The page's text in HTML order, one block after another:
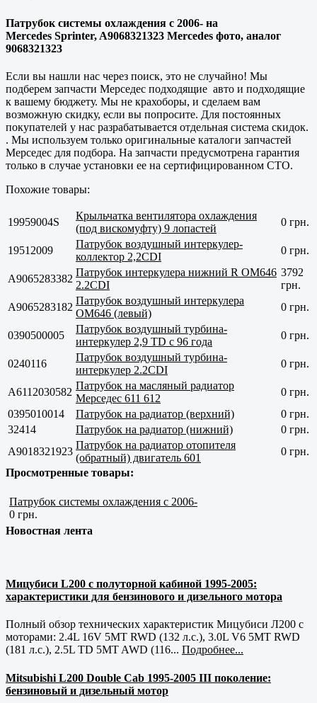
Патрубок системы охлаждения с 2006- на
Mercedes Sprinter, A9068321323 Mercedes фото, аналог
9068321323
Если вы нашли нас через поиск, это не случайно! Мы
подберем запчасти Мерседес подходящие авто и подходящие
к вашему бюджету. Мы не крахоборы, и сделаем вам
возможную скидку, если вы попросите. Для постоянных
покупателей у нас разрабатывается отдельная система скидок.
. Мы используем только оригинальные каталоги запчастей
Мерседес для подбора. На запчасти предусмотрена гарантия
только в случае установки ее на сертифицированном СТО.
Похожие товары:
19959004S
Крыльчатка вентилятора охлаждения
(под вискомуфту) 9 лопастей
0 грн.
19512009
Патрубок воздушный интеркулер-
коллектор 2,2CDI
0 грн.
A9065283382
Патрубок интеркулера нижний R OM646
2.2CDI
3792
грн.
A9065283182
Патрубок воздушный интеркулера
OM646 (левый)
0 грн.
0390500005
Патрубок воздушный турбина-
интеркулер 2,9 TD с 96 года
0 грн.
0240116
Патрубок воздушный турбина-
интеркулер 2.2CDI
0 грн.
A6112030582
Патрубок на масляный радиатор
Мерседес 611 612
0 грн.
0395010014
Патрубок на радиатор (верхний)
0 грн.
32414
Патрубок на радиатор (нижний)
0 грн.
A9018321923
Патрубок на радиатор отопителя
(обратный) двигатель 601
0 грн.
Просмотренные товары:
Патрубок системы охлаждения с 2006-
0 грн.
Новостная лента
Мицубиси L200 с полуторной кабиной 1995-2005:
характеристики для бензинового и дизельного мотора
Полный обзор технических характеристик Мицубиси Л200 с
моторами: 2.4L 16V 5MT RWD (132 л.с.), 3.0L V6 5MT RWD
(181 л.с.), 2.5L TD 5MT AWD (116... Подробнее...
Mitsubishi L200 Double Cab 1995-2005 III поколение:
бензиновый и дизельный мотор